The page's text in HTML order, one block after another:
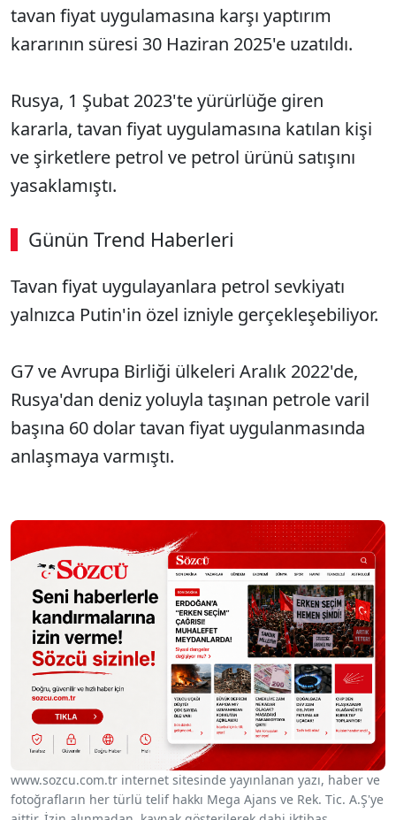
tavan fiyat uygulamasına karşı yaptırım
kararının süresi 30 Haziran 2025'e uzatıldı.
Rusya, 1 Şubat 2023'te yürürlüğe giren
kararla, tavan fiyat uygulamasına katılan kişi
ve şirketlere petrol ve petrol ürünü satışını
yasaklamıştı.
Günün Trend Haberleri
Tavan fiyat uygulayanlara petrol sevkiyatı
yalnızca Putin'in özel izniyle gerçekleşebiliyor.
G7 ve Avrupa Birliği ülkeleri Aralık 2022'de,
Rusya'dan deniz yoluyla taşınan petrole varil
başına 60 dolar tavan fiyat uygulanmasında
anlaşmaya varmıştı.
www.sozcu.com.tr internet sitesinde yayınlanan yazı, haber ve
fotoğrafların her türlü telif hakkı Mega Ajans ve Rek. Tic. A.Ş'ye